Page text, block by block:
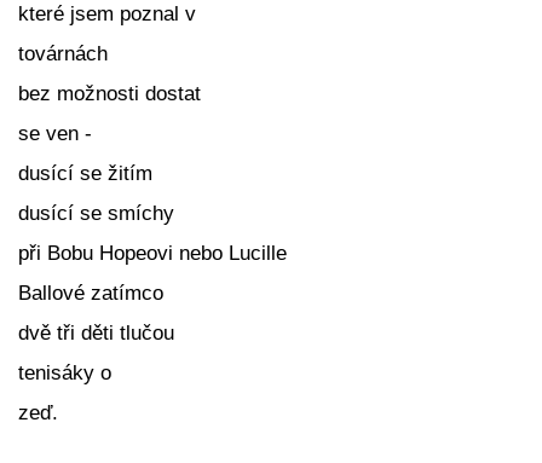
které jsem poznal v
továrnách
bez možnosti dostat
se ven -
dusící se žitím
dusící se smíchy
při Bobu Hopeovi nebo Lucille
Ballové zatímco
dvě tři děti tlučou
tenisáky o
zeď.